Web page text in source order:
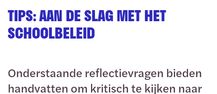
TIPS: AAN DE SLAG MET HET
SCHOOLBELEID
Onderstaande reflectievragen bieden
handvatten om kritisch te kijken naar